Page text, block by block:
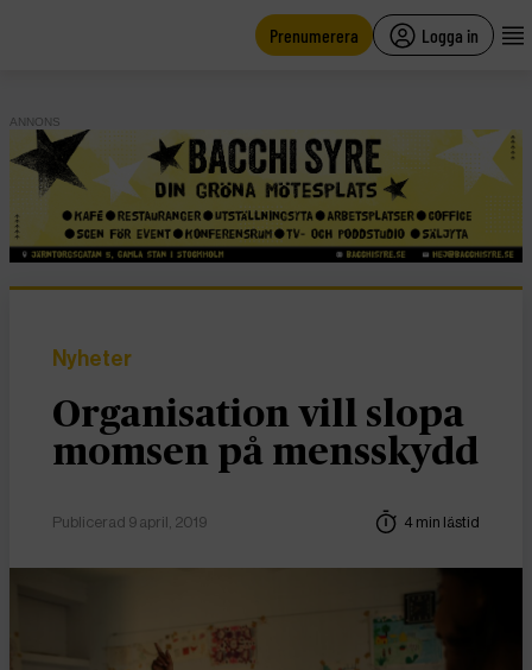
Prenumerera Logga in
ANNONS
Nyheter
Organisation vill slopa
momsen på mensskydd
Publicerad 9 april, 2019 4 min lästid